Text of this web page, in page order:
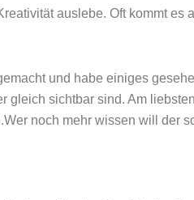
auslebe. Oft kommt
und habe einiges
gleich sichtbar sind. Am
noch mehr wissen will der